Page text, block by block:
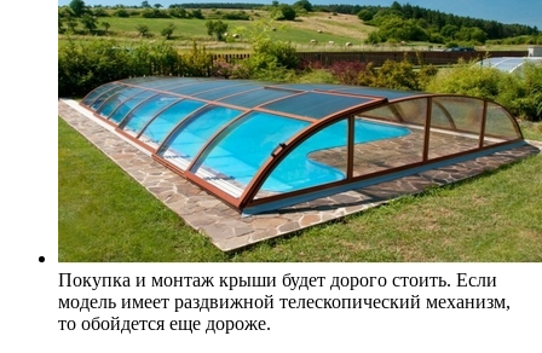
Покупка и монтаж крыши будет дорого стоить. Если
модель имеет раздвижной телескопический механизм,
то обойдется еще дороже.